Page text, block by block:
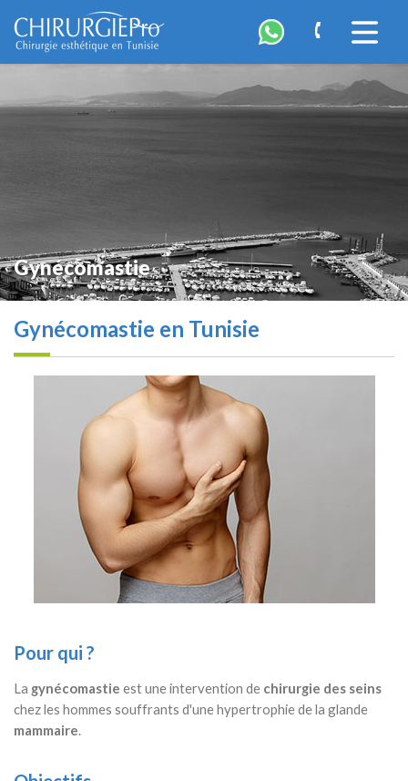
ChirurgiePro
Accéder
Gynécomastie
Gynécomastie en Tunisie
Pour qui ?
La gynécomastie est une intervention de chirurgie des seins
chez les hommes souffrants d'une hypertrophie de la glande
mammaire.